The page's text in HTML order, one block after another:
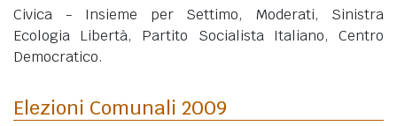
Civica - Insieme per Settimo, Moderati, Sinistra
Ecologia Libertà, Partito Socialista Italiano, Centro
Democratico.
Elezioni Comunali 2009